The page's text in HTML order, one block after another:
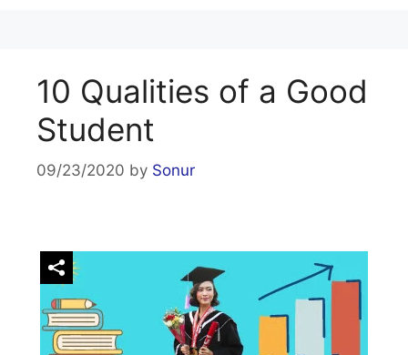
10 Qualities of a Good
Student
09/23/2020 by Sonur